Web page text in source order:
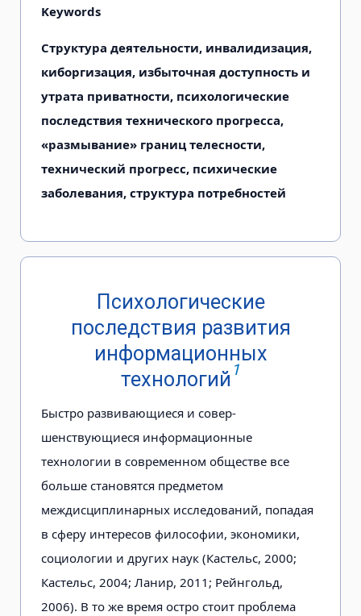
Keywords
Структура деятельности, инвалидизация,
киборгизация, избыточная доступность и
утрата приватности, психологические
последствия технического прогресса,
«размывание» границ телесности,
технический прогресс, психические
заболевания, структура потребностей
Психологические
последствия развития
информационных
технологий 1
Быстро развивающиеся и совер­
шенствующиеся информационные
технологии в современном обществе все
больше становятся предметом
междисциплинарных исследований, попадая
в сферу интересов филосо­фии, экономики,
социологии и других наук (Кастельс, 2000;
Кастельс, 2004; Ланир, 2011; Рейнгольд,
2006). В то же время остро стоит проблема